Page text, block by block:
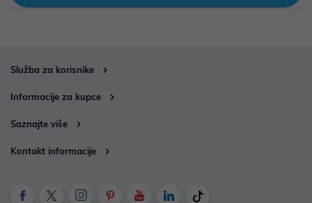
Služba za korisnike
Informacije za kupce
Saznajte više
Kontakt informacije